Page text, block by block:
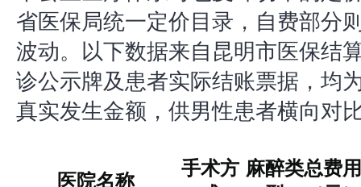
省医保局统一定价目录，自费部分
波动。以下数据来自昆明市医保结
诊公示牌及患者实际结账票据，均
真实发生金额，供男性患者横向对
医院名称
手术方 麻醉类总费用